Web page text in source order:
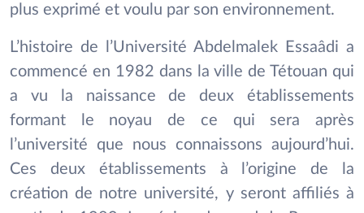
plus exprimé et voulu par son environnement.
L’histoire de l’Université Abdelmalek Essaâdi a
commencé en 1982 dans la ville de Tétouan qui
a vu la naissance de deux établissements
formant le noyau de ce qui sera après
l’université que nous connaissons aujourd’hui.
Ces deux établissements à l’origine de la
création de notre université, y seront affiliés à